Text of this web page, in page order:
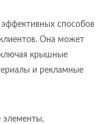
способов
Она может
крышные
и рекламные
элементы,